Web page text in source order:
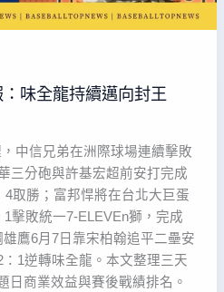
味全龍持續邁向封王
中信兄弟在洲際球場連續擊敗
三分砲與許基宏超前安打完成
取勝；富邦悍將在台北大巨蛋
擊敗統一7-ELEVEn獅，完成
鷹6月7日靠宋柏翰追平二壘安
1逆轉味全龍。本文整理三天
日商業效益與賽後戰績排名。